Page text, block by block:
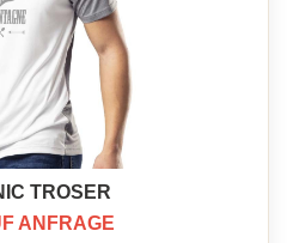
TROSER
ANFRAGE